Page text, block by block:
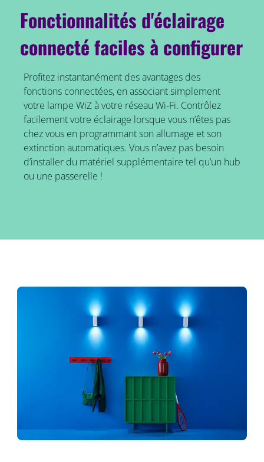
Fonctionnalités d'éclairage
connecté faciles à configurer
Profitez instantanément des avantages des
fonctions connectées, en associant simplement
votre lampe WiZ à votre réseau Wi-Fi. Contrôlez
facilement votre éclairage lorsque vous n’êtes pas
chez vous en programmant son allumage et son
extinction automatiques. Vous n’avez pas besoin
d’installer du matériel supplémentaire tel qu’un hub
ou une passerelle !